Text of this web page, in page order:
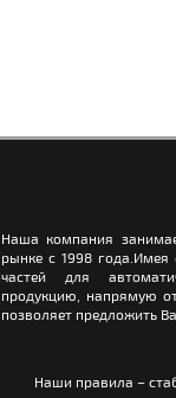
Наша компания
рынке с 1998
частей для
продукцию, напрямую
позволяет предложить
Наши правила –